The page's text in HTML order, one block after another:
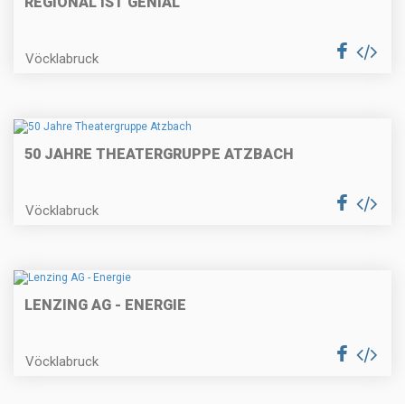
Vöcklabruck
50 JAHRE THEATERGRUPPE ATZBACH
Vöcklabruck
LENZING AG - ENERGIE
Vöcklabruck